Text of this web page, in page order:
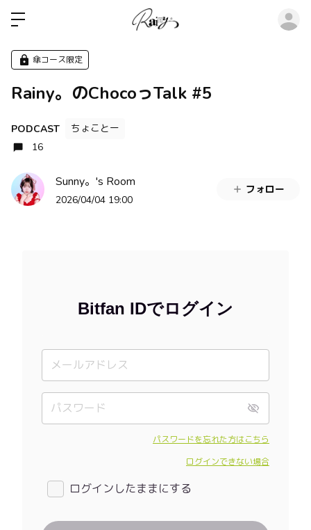
傘コース限定
Rainy。のChocoっTalk #5
PODCAST
ちょことー
16
Sunny。's Room
2026/04/04 19:00
フォロー
Bitfan IDでログイン
パスワードを忘れた方はこちら
ログインできない場合
ログインしたままにする